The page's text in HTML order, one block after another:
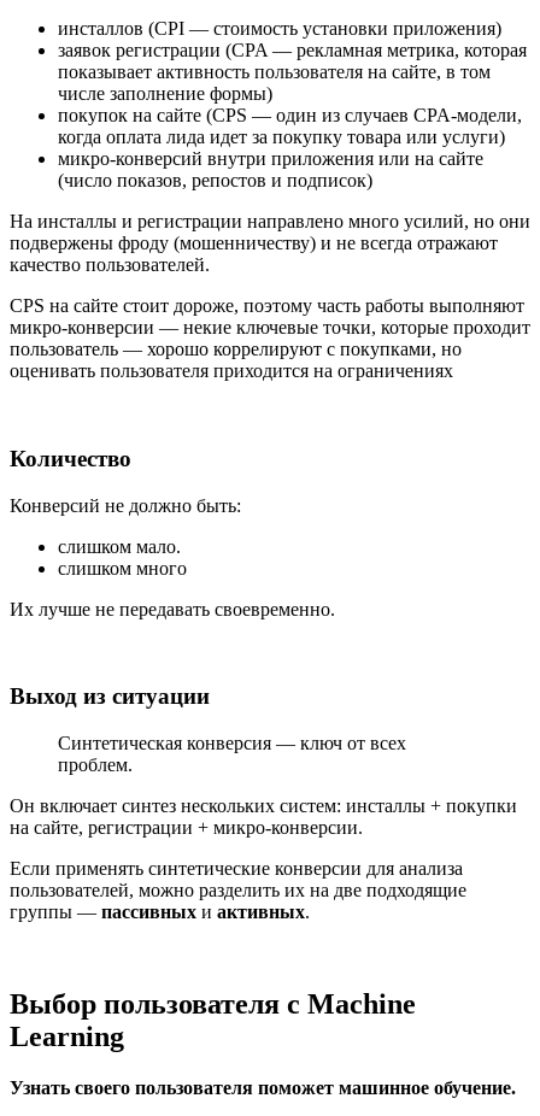
инсталлов (CPI — стоимость установки приложения)
заявок регистрации (CPA — рекламная метрика, которая
показывает активность пользователя на сайте, в том
числе заполнение формы)
покупок на сайте (CPS — один из случаев CPA-модели,
когда оплата лида идет за покупку товара или услуги)
микро-конверсий внутри приложения или на сайте
(число показов, репостов и подписок)
На инсталлы и регистрации направлено много усилий, но они
подвержены фроду (мошенничеству) и не всегда отражают
качество пользователей.
CPS на сайте стоит дороже, поэтому часть работы выполняют
микро-конверсии — некие ключевые точки, которые проходит
пользователь — хорошо коррелируют с покупками, но
оценивать пользователя приходится на ограничениях
Количество
Конверсий не должно быть:
слишком мало.
слишком много
Их лучше не передавать своевременно.
Выход из ситуации
Синтетическая конверсия — ключ от всех
проблем.
Он включает синтез нескольких систем: инсталлы + покупки
на сайте, регистрации + микро-конверсии.
Если применять синтетические конверсии для анализа
пользователей, можно разделить их на две подходящие
группы — пассивных и активных.
Выбор пользователя с Machine
Learning
Узнать своего пользователя поможет машинное обучение.